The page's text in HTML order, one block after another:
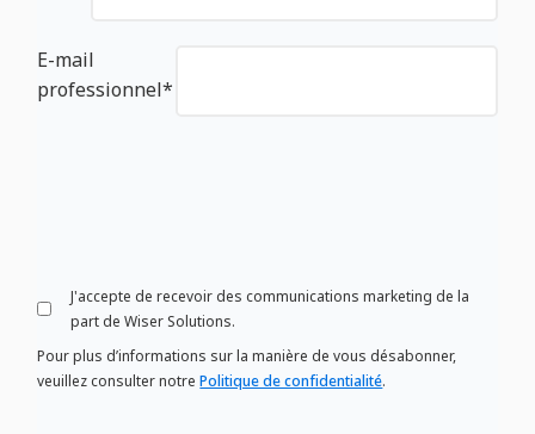
E-mail
professionnel*
J'accepte de recevoir des communications marketing de la
part de Wiser Solutions.
Pour plus d’informations sur la manière de vous désabonner,
veuillez consulter notrePolitique de confidentialité.